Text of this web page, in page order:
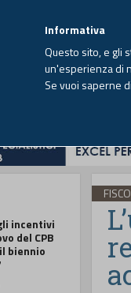
incentivi
del CPB
biennio
FISCO
Informativa
Questo sito, e gli
un'esperienza di
Se vuoi saperne